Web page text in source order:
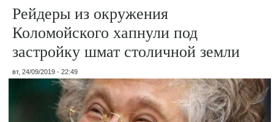
Рейдеры из окружения
Коломойского хапнули под
застройку шмат столичной земли
вт, 24/09/2019 - 22:49